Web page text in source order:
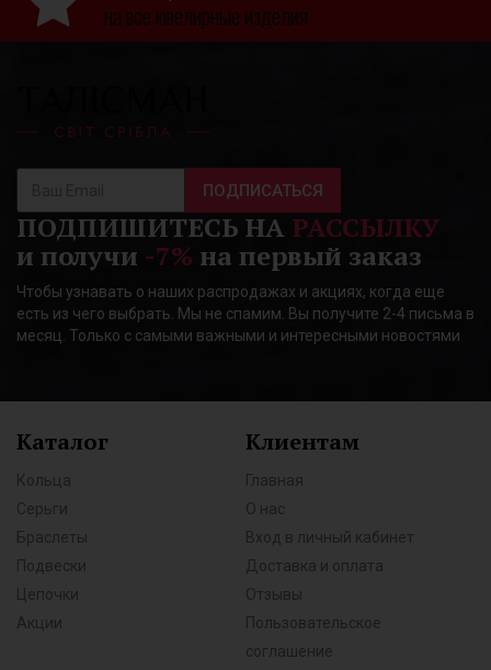
на все ювелирные изделия
ПОДПИСАТЬСЯ
ПОДПИШИТЕСЬ НА РАССЫЛКУ
и получи -7% на первый заказ
Чтобы узнавать о наших распродажах и акциях, когда еще
есть из чего выбрать. Мы не спамим. Вы получите 2-4 письма в
месяц. Только с самыми важными и интересными новостями
Каталог
Кольца
Серьги
Браслеты
Подвески
Цепочки
Акции
Клиентам
Главная
О нас
Вход в личный кабинет
Доставка и оплата
Отзывы
Пользовательское
соглашение